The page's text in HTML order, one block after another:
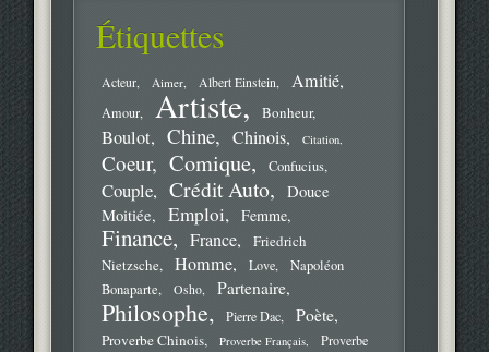
Étiquettes
Acteur Aimer Albert Einstein Amitié
Amour Artiste Bonheur
Boulot Chine Chinois Citation
Coeur Comique Confucius
Couple Crédit Auto
Douce
Moitiée
Emploi Femme
Finance France
Friedrich
Nietzsche
Homme Love
Napoléon
Bonaparte
Osho Partenaire
Philosophe Pierre Dac Poète
Proverbe Chinois Proverbe Français
Proverbe